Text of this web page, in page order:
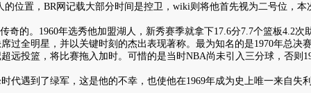
位置，BR网记载大部分时间是控卫，wiki则将他首先视为二号位，本
的。1960年选秀他加盟湖人，新秀赛季就拿下17.6分7.7个篮板4.2次
过全明星，并以关键时刻的杰出表现著称。最为知名的是1970年总决
远投篮，将比赛拖入加时。可惜的是当时NBA尚未引入三分球，否则
遇到了绿军，这是他的不幸，也使他在1969年成为史上唯一来自失